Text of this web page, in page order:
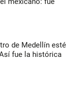
de Medellín esté
fue la histórica